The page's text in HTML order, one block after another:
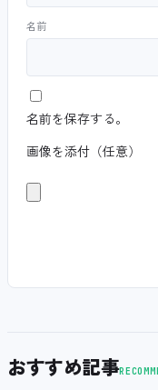
名前
名前を保存する。
画像を添付（任意）
おすすめ記事